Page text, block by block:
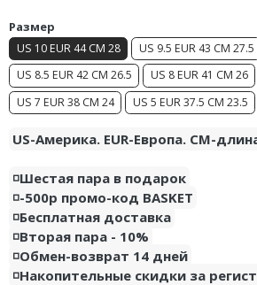
Размер
US 10 EUR 44 CM 28
US 9.5 EUR 43 CM 27.5
US 8.5 EUR 42 CM 26.5
US 8 EUR 41 CM 26
US 7 EUR 38 CM 24
US 5 EUR 37.5 CM 23.5
US-Америка. EUR-Европа. CM-
◽️Шестая пара в подарок
◽️-500р промо-код BASKET
◽️Бесплатная доставка
◽️Вторая пара - 10%
◽️Обмен-возврат 14 дней
◽️Накопительные скидки за
Air Jordan 23
Nike Freak
Nike KD
Nike PG
Nike Uptempo
Nike Foamposite